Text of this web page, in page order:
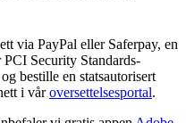
via PayPal eller Saferpay, en
Security Standards-
bestille en statsautorisert
i våroversettelsesportal.